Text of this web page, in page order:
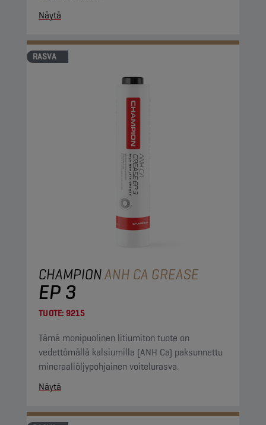
Näytä
RASVA
CHAMPIONANH CA GREASE
EP 3
TUOTE: 9215
Tämä monipuolinen litiumiton tuote on
vedettömällä kalsiumilla (ANH Ca) paksunnettu
mineraaliöljypohjainen voitelurasva.
Näytä